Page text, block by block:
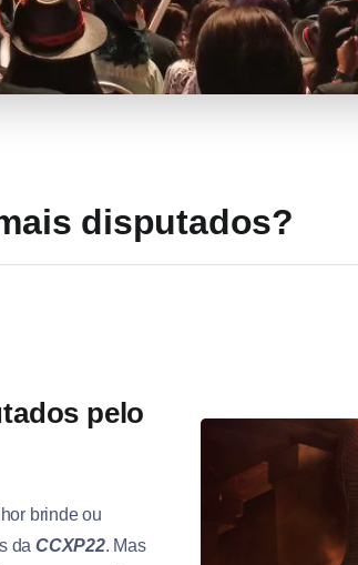
disputados?
pelo
brinde ou
daCCXP22. Mas